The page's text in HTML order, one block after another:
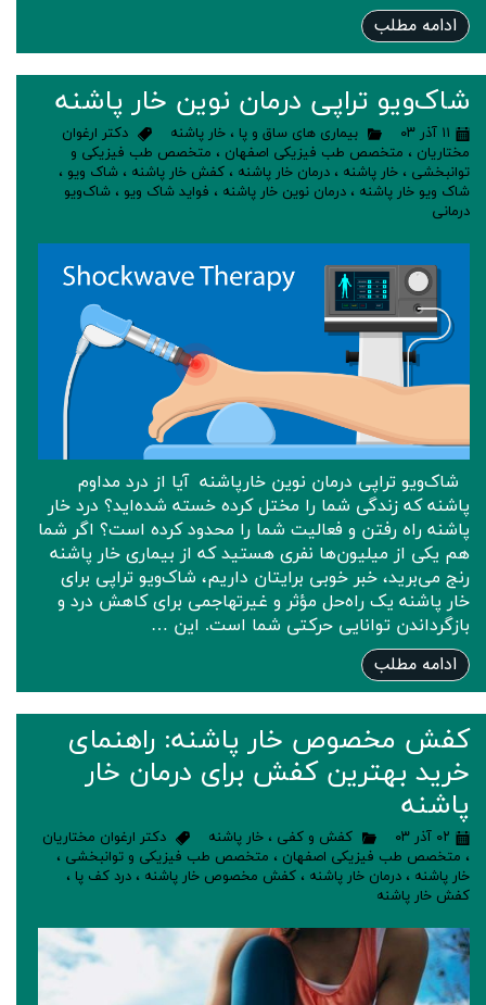
ادامه مطلب
شاک‌ویو تراپی درمان نوین خار پاشنه
۱۱ آذر ۰۳ بیماری های ساق و پا ، خار پاشنه
دکتر ارغوان
مختاریان ، متخصص طب فیزیکی اصفهان ، متخصص طب فیزیکی و
توانبخشی ، خار پاشنه ، درمان خار پاشنه ، کفش خار پاشنه ، شاک ویو ،
شاک ویو خار پاشنه ، درمان نوین خار پاشنه ، فواید شاک ویو ، شاک‌ویو
درمانی
شاک‌ویو تراپی درمان نوین خارپاشنه آیا از درد مداوم
پاشنه که زندگی شما را مختل کرده خسته شده‌اید؟ درد خار
پاشنه راه رفتن و فعالیت شما را محدود کرده است؟ اگر شما
هم یکی از میلیون‌ها نفری هستید که از بیماری خار پاشنه
رنج می‌برید، خبر خوبی برایتان داریم، شاک‌ویو تراپی برای
خار پاشنه یک راه‌حل مؤثر و غیرتهاجمی برای کاهش درد و
بازگرداندن توانایی حرکتی شما است. این …
ادامه مطلب
کفش مخصوص خار پاشنه: راهنمای
خرید بهترین کفش برای درمان خار
پاشنه
۰۲ آذر ۰۳ کفش و کفی ، خار پاشنه
دکتر ارغوان مختاریان
، متخصص طب فیزیکی اصفهان ، متخصص طب فیزیکی و توانبخشی ،
خار پاشنه ، درمان خار پاشنه ، کفش مخصوص خار پاشنه ، درد کف پا ،
کفش خار پاشنه